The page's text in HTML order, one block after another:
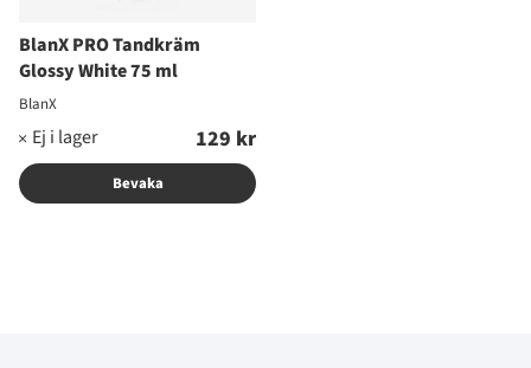
BlanX PRO Tandkräm
Glossy White 75 ml
BlanX
129 kr
Bevaka